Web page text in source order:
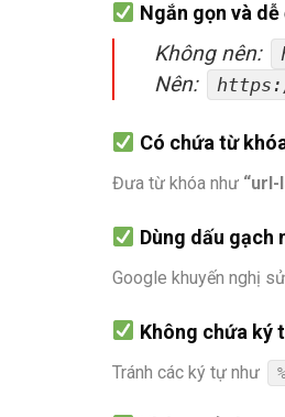
Ngắn gọn và dễ
Không nên:
Nên:
Có chứa từ
Đưa từ khóa như “url-
Dùng dấu gạch
Google khuyến nghị
Không chứa ký
Tránh các ký tự như %